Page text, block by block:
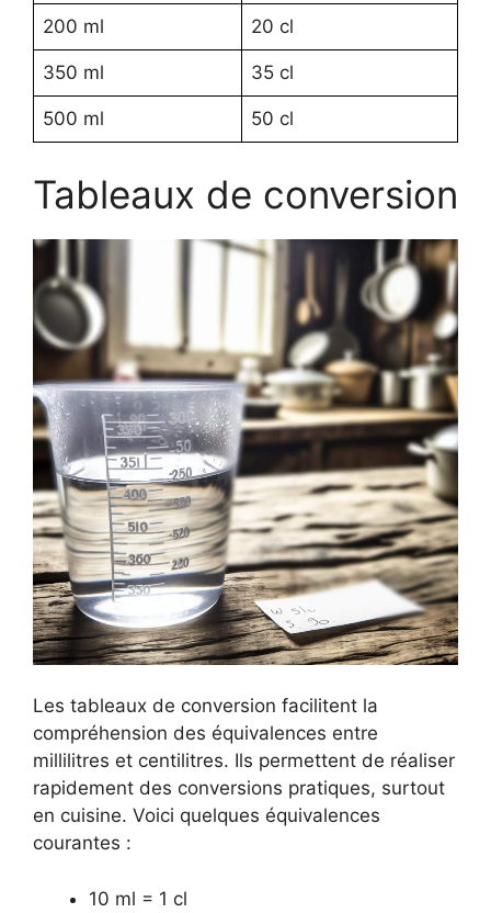
200 ml 20 cl
350 ml 35 cl
500 ml 50 cl
Tableaux de conversion
Les tableaux de conversion facilitent la
compréhension des équivalences entre
millilitres et centilitres. Ils permettent de réaliser
rapidement des conversions pratiques, surtout
en cuisine. Voici quelques équivalences
courantes :
10 ml = 1 cl